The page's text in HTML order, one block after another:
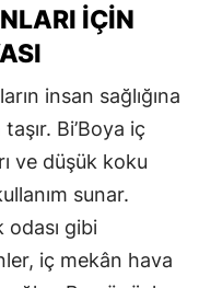
İÇIN
insan sağlığına
Bi’Boya iç
ve düşük koku
sunar.
odası gibi
iç mekân hava